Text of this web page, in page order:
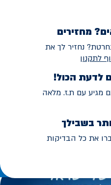
מחזירים
נחזיר לך את
לתקנון
לדעת הכול!
מגיע עם ת.ז. מלאה
בשבילך
את כל הבדיקות